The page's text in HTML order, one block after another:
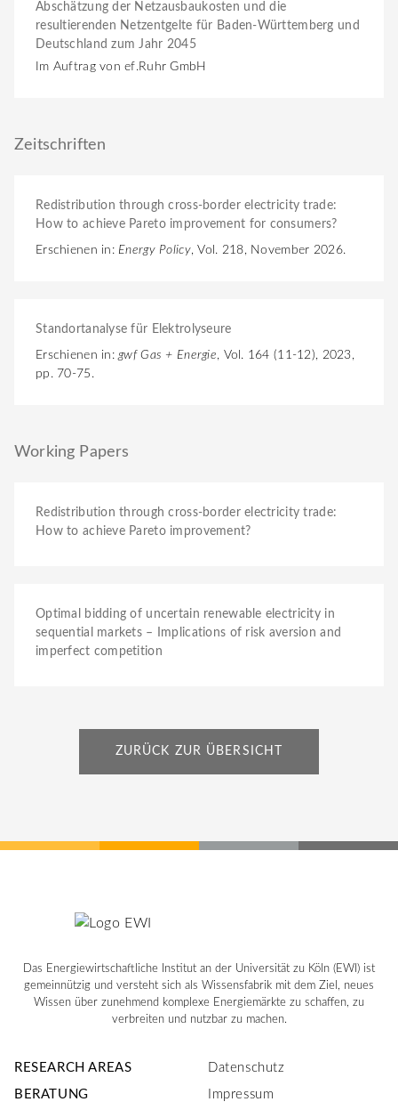
Abschätzung der Netzausbaukosten und die
resultierenden Netzentgelte für Baden-Württemberg und
Deutschland zum Jahr 2045
Im Auftrag von ef.Ruhr GmbH
Zeitschriften
Redistribution through cross-border electricity trade:
How to achieve Pareto improvement for consumers?
Erschienen in: Energy Policy, Vol. 218, November 2026.
Standortanalyse für Elektrolyseure
Erschienen in:gwf Gas + Energie, Vol. 164 (11-12), 2023,
pp. 70-75.
Working Papers
Redistribution through cross-border electricity trade:
How to achieve Pareto improvement?
Optimal bidding of uncertain renewable electricity in
sequential markets – Implications of risk aversion and
imperfect competition
ZURÜCK ZUR ÜBERSICHT
Das Energiewirtschaftliche Institut an der Universität zu Köln (EWI) ist
gemeinnützig und versteht sich als Wissensfabrik mit dem Ziel, neues
Wissen über zunehmend komplexe Energiemärkte zu schaffen, zu
verbreiten und nutzbar zu machen.
RESEARCH AREAS
BERATUNG
Datenschutz
Impressum